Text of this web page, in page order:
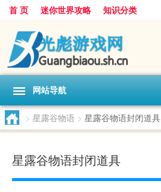
首 页 迷你世界攻略 知识分类
网站导航
> 星露谷物语 > 星露谷物语封闭道具
星露谷物语封闭道具